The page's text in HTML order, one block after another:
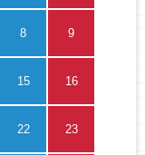
8 9
15 16
22 23